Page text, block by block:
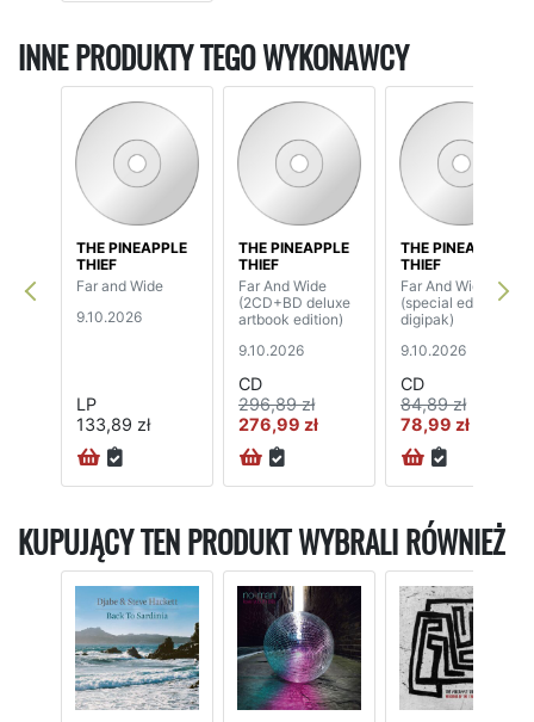
INNE PRODUKTY TEGO WYKONAWCY
THE PINEAPPLE
THIEF
Far and Wide
9.10.2026
LP
133,89 zł
THE PINEAPPLE
THIEF
Far And Wide
(2CD+BD deluxe
artbook edition)
9.10.2026
CD
296,89 zł
276,99 zł
THE PINEAPPLE
THIEF
Far And Wide
(special edition
digipak)
9.10.2026
CD
84,89 zł
78,99 zł
KUPUJĄCY TEN PRODUKT WYBRALI RÓWNIEŻ